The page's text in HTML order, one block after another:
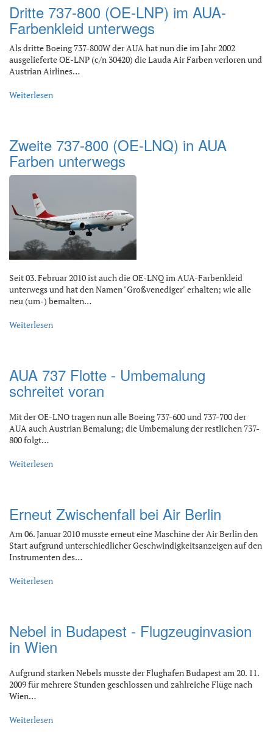
Dritte 737-800 (OE-LNP) im AUA-
Farbenkleid unterwegs
Als dritte Boeing 737-800W der AUA hat nun die im Jahr 2002
ausgelieferte OE-LNP (c/n 30420) die Lauda Air Farben verloren und
Austrian Airlines…
Weiterlesen
Zweite 737-800 (OE-LNQ) in AUA
Farben unterwegs
Seit 03. Februar 2010 ist auch die OE-LNQ im AUA-Farbenkleid
unterwegs und hat den Namen "Großvenediger" erhalten; wie alle
neu (um-) bemalten…
Weiterlesen
AUA 737 Flotte - Umbemalung
schreitet voran
Mit der OE-LNO tragen nun alle Boeing 737-600 und 737-700 der
AUA auch Austrian Bemalung; die Umbemalung der restlichen 737-
800 folgt…
Weiterlesen
Erneut Zwischenfall bei Air Berlin
Am 06. Januar 2010 musste erneut eine Maschine der Air Berlin den
Start aufgrund unterschiedlicher Geschwindigkeitsanzeigen auf den
Instrumenten des…
Weiterlesen
Nebel in Budapest - Flugzeuginvasion
in Wien
Aufgrund starken Nebels musste der Flughafen Budapest am 20. 11.
2009 für mehrere Stunden geschlossen und zahlreiche Flüge nach
Wien…
Weiterlesen